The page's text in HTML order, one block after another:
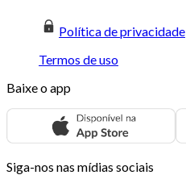
Política de privacidade
Termos de uso
Baixe o app
Siga-nos nas mídias sociais